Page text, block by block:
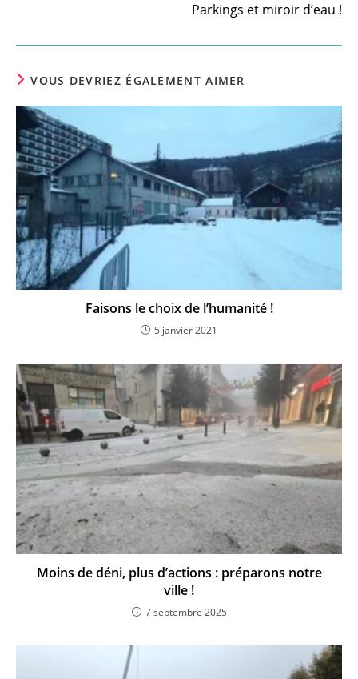
Parkings et miroir d’eau !
VOUS DEVRIEZ ÉGALEMENT AIMER
Faisons le choix de l’humanité !
5 janvier 2021
Moins de déni, plus d’actions : préparons notre
ville !
7 septembre 2025